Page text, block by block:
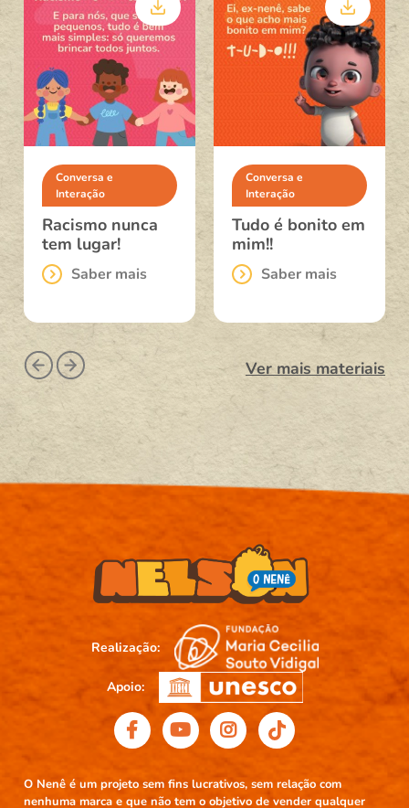
Conversa e
Interação
Racismo nunca
tem lugar!
Saber mais
Conversa e
Interação
Tudo é bonito em
mim!!
Saber mais
Ver mais materiais
Realização:
Apoio:
O Nenê é um projeto sem fins lucrativos, sem relação com
nenhuma marca e que não tem o objetivo de vender qualquer